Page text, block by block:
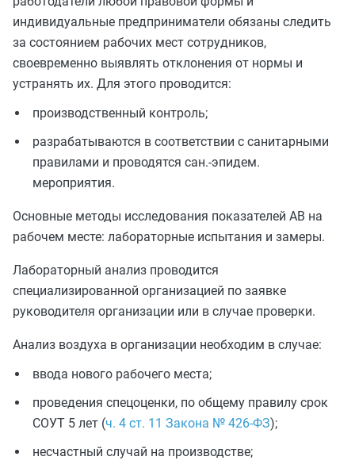
индивидуальные предприниматели обязаны следить
за состоянием рабочих мест сотрудников,
своевременно выявлять отклонения от нормы и
устранять их. Для этого проводится:
производственный контроль;
разрабатываются в соответствии с санитарными
правилами и проводятся сан.-эпидем.
мероприятия.
Основные методы исследования показателей АВ на
рабочем месте: лабораторные испытания и замеры.
Лабораторный анализ проводится
специализированной организацией по заявке
руководителя организации или в случае проверки.
Анализ воздуха в организации необходим в случае:
ввода нового рабочего места;
проведения спецоценки, по общему правилу срок
СОУТ 5 лет (ч. 4 ст. 11 Закона № 426-ФЗ);
несчастный случай на производстве;